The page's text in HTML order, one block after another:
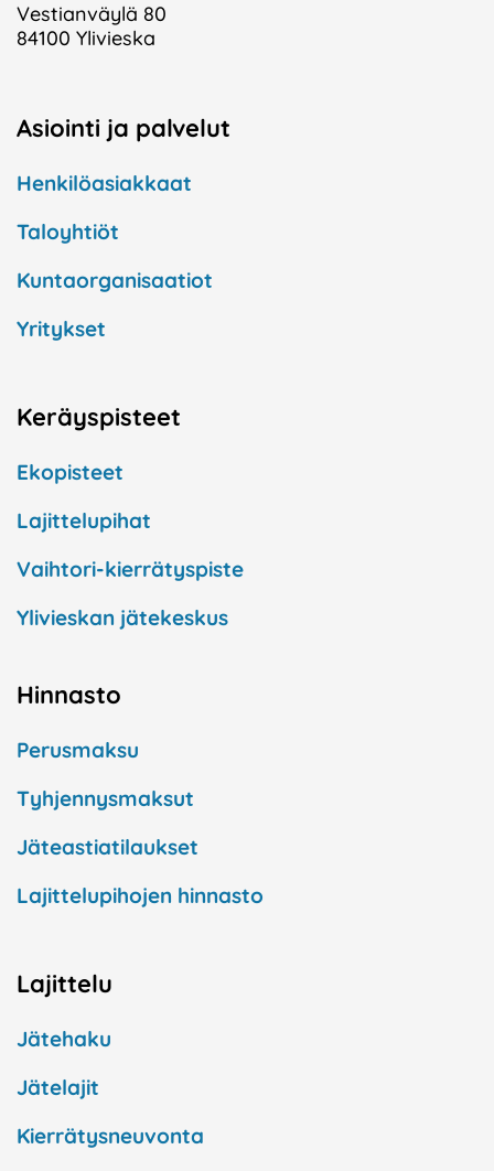
Vestianväylä 80
84100 Ylivieska
Asiointi ja palvelut
Henkilöasiakkaat
Taloyhtiöt
Kuntaorganisaatiot
Yritykset
Keräyspisteet
Ekopisteet
Lajittelupihat
Vaihtori-kierrätyspiste
Ylivieskan jätekeskus
Hinnasto
Perusmaksu
Tyhjennysmaksut
Jäteastiatilaukset
Lajittelupihojen hinnasto
Lajittelu
Jätehaku
Jätelajit
Kierrätysneuvonta